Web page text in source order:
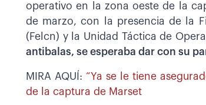
operativo en la zona oeste de la
de marzo, con la presencia de la
(Felcn) y la Unidad Táctica de
antibalas, se esperaba dar con su
MIRA AQUÍ: “Ya se le tiene
de la captura de Marset